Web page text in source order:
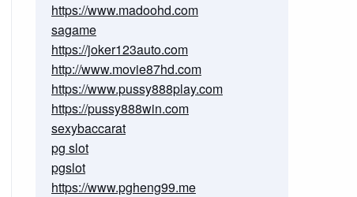
https://www.madoohd.com
sagame
https://joker123auto.com
http://www.movie87hd.com
https://www.pussy888play.com
https://pussy888win.com
sexybaccarat
pg slot
pgslot
https://www.pgheng99.me